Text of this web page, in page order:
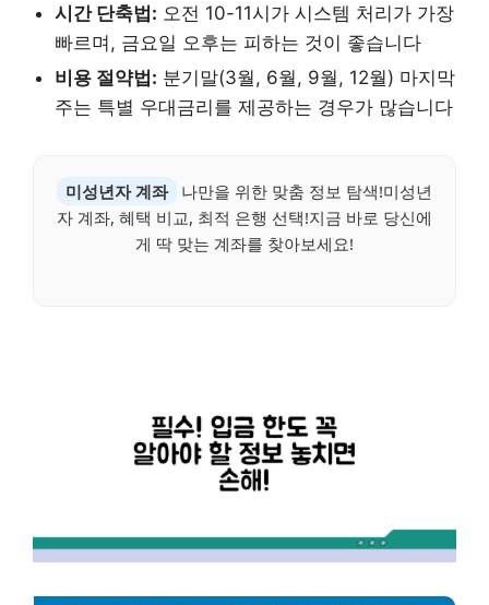
시간 단축법: 오전 10-11시가 시스템 처리가 가장
빠르며, 금요일 오후는 피하는 것이 좋습니다
비용 절약법: 분기말(3월, 6월, 9월, 12월) 마지막
주는 특별 우대금리를 제공하는 경우가 많습니다
미성년자 계좌
나만을 위한 맞춤 정보 탐색!미성년
자 계좌, 혜택 비교, 최적 은행 선택!지금 바로 당신에
게 딱 맞는 계좌를 찾아보세요!